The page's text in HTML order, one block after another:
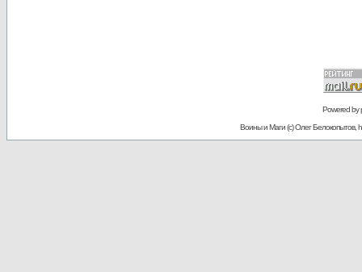
Powered by
Воины и Маги (c) Олег Белокопытов,